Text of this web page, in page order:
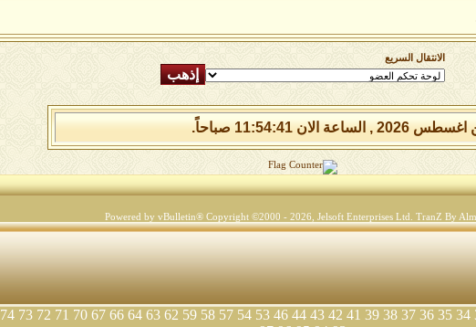
الانتقال السريع
Powered by vBulletin® Copyright ©2000 - 2026, Jelsoft Enterprises Ltd. TranZ By
34
35
36
37
38
39
41
42
43
44
46
53
54
57
58
59
62
63
64
66
67
70
71
72
73
74